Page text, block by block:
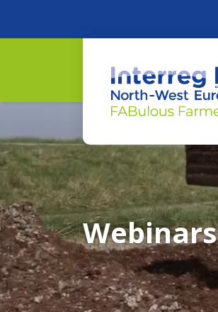
Webinars